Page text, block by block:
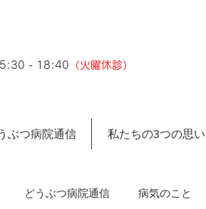
- 18:40 （火曜休診）
ぶつ病院通信 私たちの3つの思
どうぶつ病院通信 病気のこと